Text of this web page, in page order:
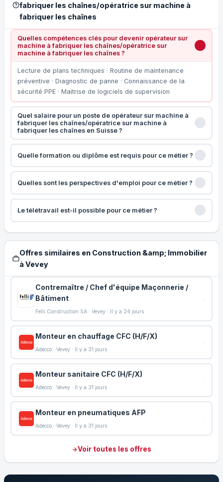
fabriquer les chaînes/opératrice sur machine à
fabriquer les chaînes
Quelles compétences clés pour devenir opérateur sur
machine à fabriquer les chaînes/opératrice sur
machine à fabriquer les chaînes ?
Lecture de plans techniques · Routine de maintenance
préventive · Diagnostic de panne · Connaissance de la
sécurité PPE · Maitrise de logiciels de supervision
Quel salaire pour un poste de opérateur sur machine à
fabriquer les chaînes/opératrice sur machine à
fabriquer les chaînes en Suisse ?
Quelle formation ou diplôme est requis pour ce métier ?
Quelles sont les perspectives d'emploi pour ce métier ?
Le télétravail est-il possible pour ce métier ?
Offres similaires en Construction &amp; Immobilier
à Vevey
Contremaître / Chef d'équipe Maçonnerie /
Bâtiment
Felli Construction SA · Vevey · Il y a 24 jours
Monteur en chauffage CFC (H/F/X)
Adecco · Vevey · Il y a 31 jours
Monteur sanitaire CFC (H/F/X)
Adecco · Vevey · Il y a 31 jours
Monteur en pneumatiques AFP
Adecco · Vevey · Il y a 31 jours
Voir toutes les offres